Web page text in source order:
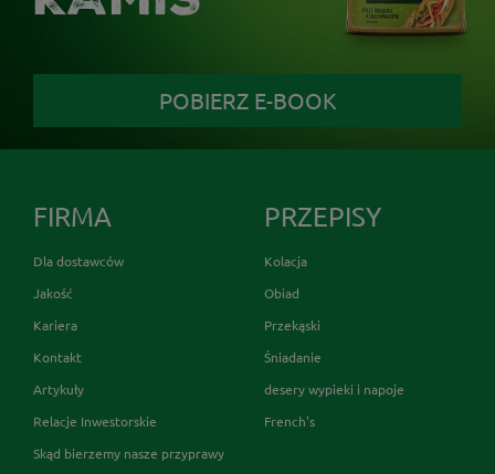
POBIERZ E-BOOK
FIRMA
Dla dostawców
Jakość
Kariera
Kontakt
Artykuły
Relacje Inwestorskie
Skąd bierzemy nasze przyprawy
PRZEPISY
Kolacja
Obiad
Przekąski
Śniadanie
desery wypieki i napoje
French's